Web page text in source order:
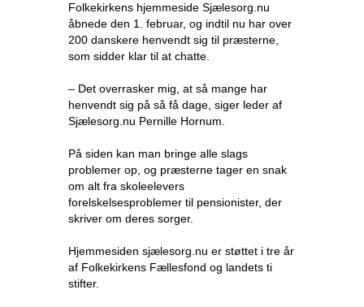
Folkekirkens hjemmeside Sjælesorg.nu
åbnede den 1. februar, og indtil nu har over
200 danskere henvendt sig til præsterne,
som sidder klar til at chatte.
– Det overrasker mig, at så mange har
henvendt sig på så få dage, siger leder af
Sjælesorg.nu Pernille Hornum.
På siden kan man bringe alle slags
problemer op, og præsterne tager en snak
om alt fra skoleelevers
forelskelsesproblemer til pensionister, der
skriver om deres sorger.
Hjemmesiden sjælesorg.nu er støttet i tre år
af Folkekirkens Fællesfond og landets ti
stifter.